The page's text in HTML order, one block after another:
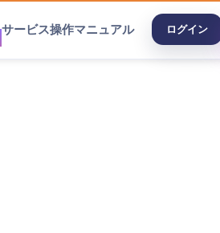
サービス操作マニュアル ログイン